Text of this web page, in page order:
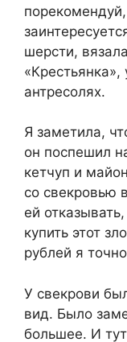
шерсти,
антресолях.
Я заметила,
он поспешил
кетчуп и
со свекровью
ей
купить этот
рублей я
У свекрови
вид. Было
большее. И